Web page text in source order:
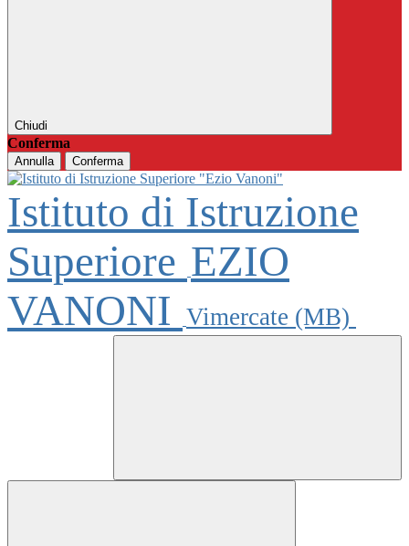
Chiudi
Conferma
Annulla Conferma
Istituto di Istruzione
Superiore EZIO
VANONI Vimercate (MB)